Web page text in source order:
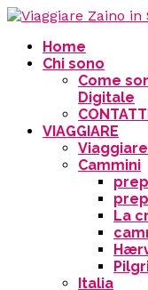
Home
Chi sono
Come
Digitale
VIAGGIARE
Cammini
La
Italia